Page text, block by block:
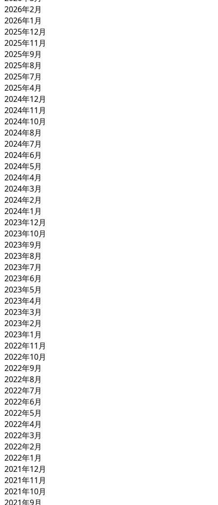
2026年2月
2026年1月
2025年12月
2025年11月
2025年9月
2025年8月
2025年7月
2025年4月
2024年12月
2024年11月
2024年10月
2024年8月
2024年7月
2024年6月
2024年5月
2024年4月
2024年3月
2024年2月
2024年1月
2023年12月
2023年10月
2023年9月
2023年8月
2023年7月
2023年6月
2023年5月
2023年4月
2023年3月
2023年2月
2023年1月
2022年11月
2022年10月
2022年9月
2022年8月
2022年7月
2022年6月
2022年5月
2022年4月
2022年3月
2022年2月
2022年1月
2021年12月
2021年11月
2021年10月
2021年9月